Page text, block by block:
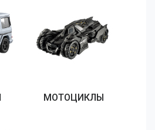
МОТОЦИКЛЫ